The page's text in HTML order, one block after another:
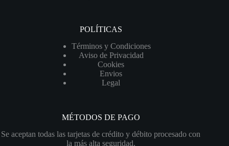
POLÍTICAS
Términos y Condiciones
Aviso de Privacidad
Cookies
Envios
Legal
MÉTODOS DE PAGO
Se aceptan todas las tarjetas de crédito y débito procesado con
la más alta seguridad.